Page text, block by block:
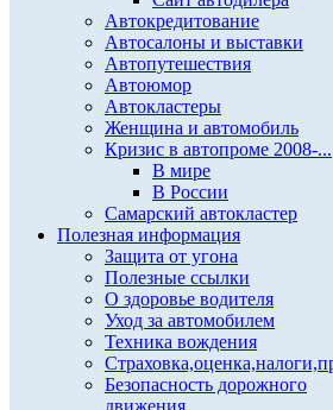
Автокредитование
Автосалоны и выставки
Автопутешествия
Автоюмор
Автокластеры
Женщина и автомобиль
Кризис в автопроме 2008-...
В мире
В России
Самарский автокластер
Полезная информация
Защита от угона
Полезные ссылки
О здоровье водителя
Уход за автомобилем
Техника вождения
Безопасность дорожного
движения